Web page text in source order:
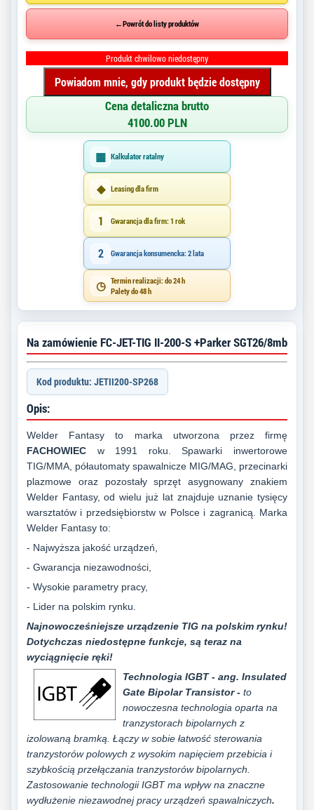
Na zamówienie FC-JET-TIG II-200-S +Parker SGT26/8mb
Kod produktu: JETII200-SP268
Opis:
Welder Fantasy to marka utworzona przez firmę
FACHOWIEC w 1991 roku. Spawarki inwertorowe
TIG/MMA, półautomaty spawalnicze MIG/MAG, przecinarki
plazmowe oraz pozostały sprzęt asygnowany znakiem
Welder Fantasy, od wielu już lat znajduje uznanie tysięcy
warsztatów i przedsiębiorstw w Polsce i zagranicą. Marka
Welder Fantasy to:
- Najwyższa jakość urządzeń,
- Gwarancja niezawodności,
- Wysokie parametry pracy,
- Lider na polskim rynku.
Najnowocześniejsze urządzenie TIG na polskim rynku!
Dotychczas niedostępne funkcje, są teraz na
wyciągnięcie ręki!
Technologia IGBT- ang. Insulated
Gate Bipolar Transistor - to
nowoczesna technologia oparta na
tranzystorach bipolarnych z
izolowaną bramką. Łączy w sobie łatwość sterowania
tranzystorów polowych z wysokim napięciem przebicia i
szybkością przełączania tranzystorów bipolarnych.
Zastosowanie technologii IGBT ma wpływ na znaczne
wydłużenie niezawodnej pracy urządzeń spawalniczych.
←Powrót do listy produktów
Produkt chwilowo niedostępny
Powiadom mnie, gdy produkt będzie dostępny
Cena detaliczna brutto
4100.00 PLN
▦ Kalkulator ratalny
◆ Leasing dla firm
1 Gwarancja dla firm: 1 rok
2 Gwarancja konsumencka: 2 lata
◷ Termin realizacji: do 24 h
Palety do 48 h